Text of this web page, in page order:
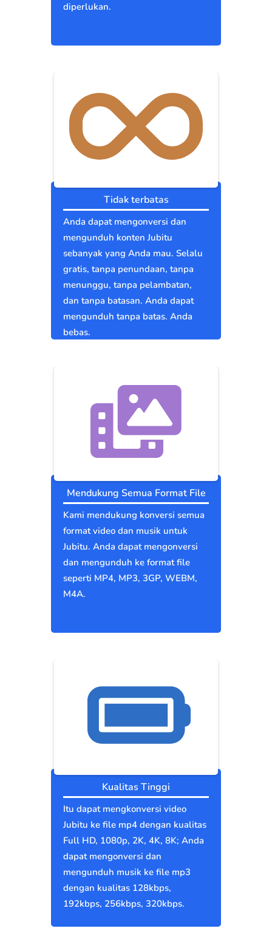
diperlukan.
Tidak terbatas
Anda dapat mengonversi dan
mengunduh konten Jubitu
sebanyak yang Anda mau. Selalu
gratis, tanpa penundaan, tanpa
menunggu, tanpa pelambatan,
dan tanpa batasan. Anda dapat
mengunduh tanpa batas. Anda
bebas.
Mendukung Semua Format File
Kami mendukung konversi semua
format video dan musik untuk
Jubitu. Anda dapat mengonversi
dan mengunduh ke format file
seperti MP4, MP3, 3GP, WEBM,
M4A.
Kualitas Tinggi
Itu dapat mengkonversi video
Jubitu ke file mp4 dengan kualitas
Full HD, 1080p, 2K, 4K, 8K; Anda
dapat mengonversi dan
mengunduh musik ke file mp3
dengan kualitas 128kbps,
192kbps, 256kbps, 320kbps.